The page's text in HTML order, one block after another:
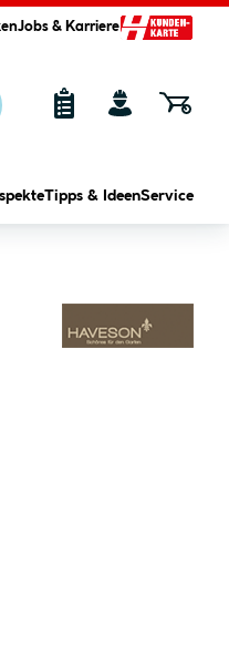
Jobs & Karriere
Tipps & IdeenService